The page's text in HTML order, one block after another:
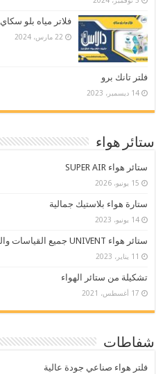
فلاتر مياه بلو سكاي
22 مارس، 2024
فلتر تانك برو
14 ديسمبر، 2023
ستائر هواء
ستائر هواء SUPER AIR
15 يونيو، 2026
ستارة هواء بلاستيك جمالية
14 يونيو، 2023
ستائر هواء UNIVENT جميع القياسات والمواصفات
11 يناير، 2023
تشكيلة من ستائر الهواء
17 أغسطس، 2021
شفاطات
فلتر هواء صناعي جودة عالية